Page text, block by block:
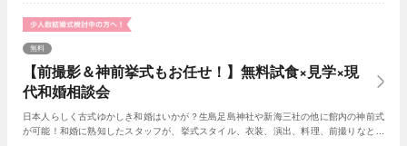
【前撮影＆神前挙式もお任せ！】無料試食×見学×現
代和婚相談会
無料
日本人らしく古式ゆかしき和婚はいかが？生島足島神社や新海三社の他に館内の神前式
が可能！和婚に熟知したスタッフが、挙式スタイル、衣装、演出、料理、前撮りなどト